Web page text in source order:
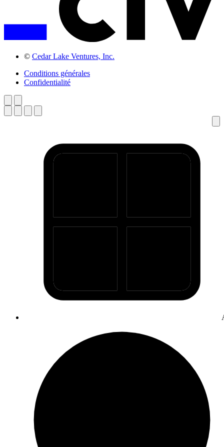
© Cedar Lake Ventures, Inc.
Conditions générales
Confidentialité